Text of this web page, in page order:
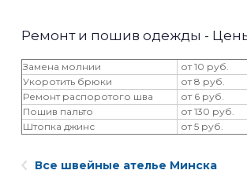
Ремонт и пошив одежды -
Замена молнии
от 10 руб.
Укоротить брюки
от 8 руб.
Ремонт распоротого шва
от 6 руб.
Пошив пальто
от 130 руб.
Штопка джинс
от 5 руб.
Все швейные ателье Минска